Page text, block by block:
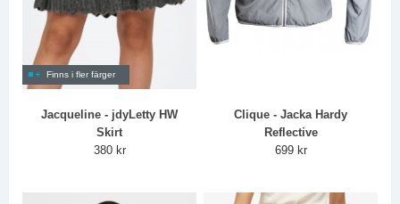
Finns i fler färger
Jacqueline - jdyLetty HW
Skirt
380 kr
Clique - Jacka Hardy
Reflective
699 kr